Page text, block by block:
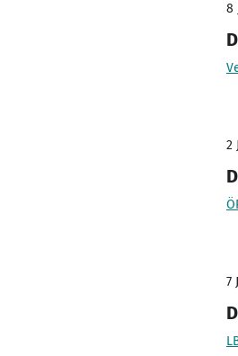
8
2
7